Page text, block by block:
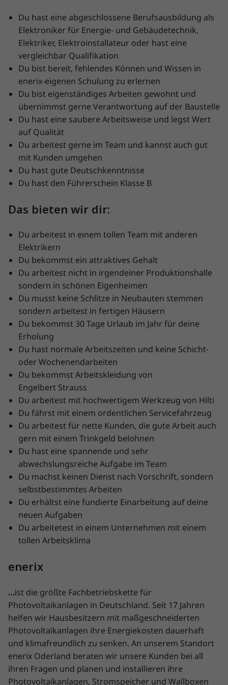
Du hast eine abgeschlossene Berufsausbildung als
Elektroniker für Energie- und Gebäudetechnik,
Elektriker, Elektroinstallateur oder hast eine
vergleichbar Qualifikation
Du bist bereit, fehlendes Können und Wissen in
enerix-eigenen Schulung zu erlernen
Du bist eigenständiges Arbeiten gewohnt und
übernimmst gerne Verantwortung auf der Baustelle
Du hast eine saubere Arbeitsweise und legst Wert
auf Qualität
Du arbeitest gerne im Team und kannst auch gut
mit Kunden umgehen
Du hast gute Deutschkenntnisse
Du hast den Führerschein Klasse B
Das bieten wir dir:
Du arbeitest in einem tollen Team mit anderen
Elektrikern
Du bekommst ein attraktives Gehalt
Du arbeitest nicht in irgendeiner Produktionshalle
sondern in schönen Eigenheimen
Du musst keine Schlitze in Neubauten stemmen
sondern arbeitest in fertigen Häusern
Du bekommst 30 Tage Urlaub im Jahr für deine
Erholung
Du hast normale Arbeitszeiten und keine Schicht-
oder Wochenendarbeiten
Du bekommst Arbeitskleidung von
Engelbert Strauss
Du arbeitest mit hochwertigem Werkzeug von Hilti
Du fährst mit einem ordentlichen Servicefahrzeug
Du arbeitest für nette Kunden, die gute Arbeit auch
gern mit einem Trinkgeld belohnen
Du hast eine spannende und sehr
abwechslungsreiche Aufgabe im Team
Du machst keinen Dienst nach Vorschrift, sondern
selbstbestimmtes Arbeiten
Du erhältst eine fundierte Einarbeitung auf deine
neuen Aufgaben
Du arbeitetest in einem Unternehmen mit einem
tollen Arbeitsklima
enerix
…ist die größte Fachbetriebskette für
Photovoltaikanlagen in Deutschland. Seit 17 Jahren
helfen wir Hausbesitzern mit maßgeschneiderten
Photovoltaikanlagen ihre Energiekosten dauerhaft
und klimafreundlich zu senken. An unserem Standort
enerix Oderland beraten wir unsere Kunden bei all
ihren Fragen und planen und installieren ihre
Photovoltaikanlagen, Stromspeicher und Wallboxen